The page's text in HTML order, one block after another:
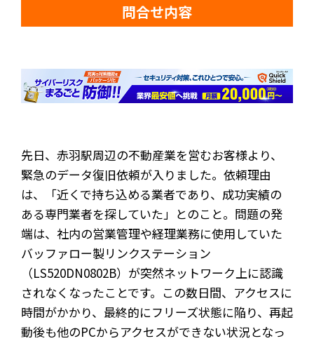
問合せ内容
先日、赤羽駅周辺の不動産業を営むお客様より、
緊急のデータ復旧依頼が入りました。依頼理由
は、「近くで持ち込める業者であり、成功実績の
ある専門業者を探していた」とのこと。問題の発
端は、社内の営業管理や経理業務に使用していた
バッファロー製リンクステーション
（LS520DN0802B）が突然ネットワーク上に認識
されなくなったことです。この数日間、アクセスに
時間がかかり、最終的にフリーズ状態に陥り、再起
動後も他のPCからアクセスができない状況となっ